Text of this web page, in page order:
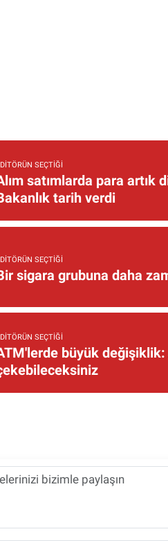
SEÇTIĞI
satımlarda para artık
tarih verdi
SEÇTIĞI
sigara grubuna daha
SEÇTIĞI
büyük değişiklik: